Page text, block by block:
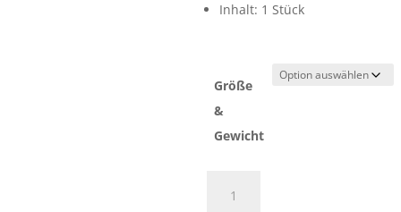
Inhalt: 1 Stück
Größe
&
Gewicht
Jigköpfe